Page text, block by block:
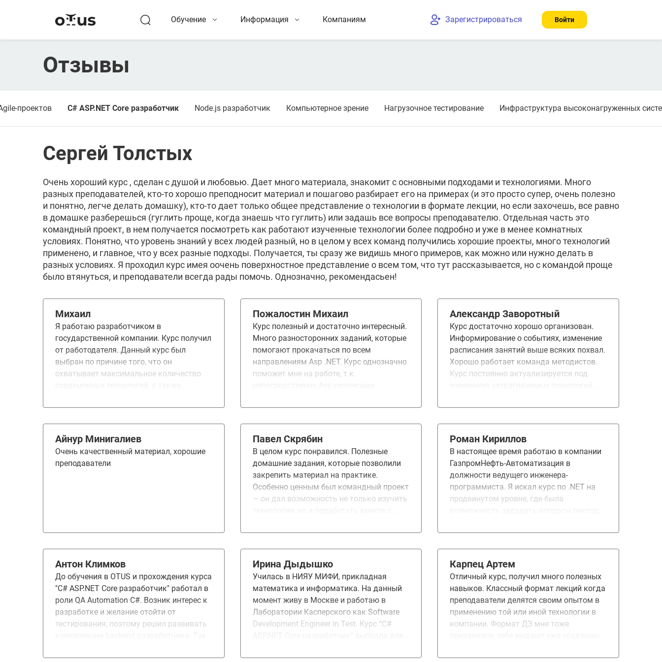
Обучение Информация Компаниям Зарегистрироваться Войти
Отзывы
проектов C# ASP.NET Core разработчик Node.js разработчик Компьютерное зрение Нагрузочное тестирование Инфраструктура высоконагруженных
Сергей Толстых
Очень хороший курс , сделан с душой и любовью. Дает много материала, знакомит с основными подходами и технологиями. Много
разных преподавателей, кто-то хорошо преподносит материал и пошагово разбирает его на примерах (и это просто супер, очень полезно
и понятно, легче делать домашку), кто-то дает только общее представление о технологии в формате лекции, но если захочешь, все равно
в домашке разберешься (гуглить проще, когда знаешь что гуглить) или задашь все вопросы преподавателю. Отдельная часть это
командный проект, в нем получается посмотреть как работают изученные технологии более подробно и уже в менее комнатных
условиях. Понятно, что уровень знаний у всех людей разный, но в целом у всех команд получились хорошие проекты, много технологий
применено, и главное, что у всех разные подходы. Получается, ты сразу же видишь много примеров, как можно или нужно делать в
разных условиях. Я проходил курс имея оочень поверхностное представление о всем том, что тут рассказывается, но с командой проще
было втянуться, и преподаватели всегда рады помочь. Однозначно, рекомендасьен!
Михаил
Я работаю разработчиком в
государственной компании. Курс получил
от работодателя. Данный курс был
выбран по причине того, что он
охватывает максимальное количество
этих технологий. В обучении понравились
выстроены все процессы, достаточное
количество домашних заданий и их
качественная и оперативная проверка.
Обучение мне дало возможности для
Пожалостин Михаил
Курс полезный и достаточно интересный.
Много разносторонних заданий, которые
помогают прокачаться по всем
направлениям Asp .NET. Курс однозначно
поможет мне на работе, т.к.
Александр Заворотный
Курс достаточно хорошо организован.
Информирование о событиях, изменение
расписания занятий выше всяких похвал.
Хорошо работает команда методистов.
Курс постоянно актуализируется под
а производственники, уделяют
вежливые, отзывчивые.
Айнур Минигалиев
Очень качественный материал, хорошие
преподаватели
Павел Скрябин
В целом курс понравился. Полезные
домашние задания, которые позволили
закрепить материал на практике.
Особенно ценным был командный проект
— он дал возможность не только изучить
ценный практический опыт. Отдельное
Сычёвой. Они — лучшие преподаватели
курса!
Роман Кириллов
В настоящее время работаю в компании
ГазпромНефть-Автоматизация в
должности ведущего инженера-
программиста. Я искал курс по .NET на
продвинутом уровне, где была
ментора. Благодаря этому курсу я
проекта. У меня есть перспективы для
новой должности в будущем.
Антон Климков
До обучения в OTUS и прохождения курса
"C# ASP.NET Core разработчик" работал в
роли QA Automation C#. Возник интерес к
разработке и желание отойти от
тестирования, поэтому решил развивать
то и развиваться в контексте разработки
Ирина Дыдышко
Училась в НИЯУ МИФИ, прикладная
математика и информатика. На данный
момент живу в Москве и работаю в
Лаборатории Касперского как Software
Development Engineer in Test. Курс “C#
систематизировать уже имеющиеся
Карпец Артем
Отличный курс, получил много полезных
навыков. Классный формат лекций когда
преподаватели делятся своим опытом в
применению той или иной технологии в
компании. Формат ДЗ мне тоже
сосредоточен только на нужной теме и